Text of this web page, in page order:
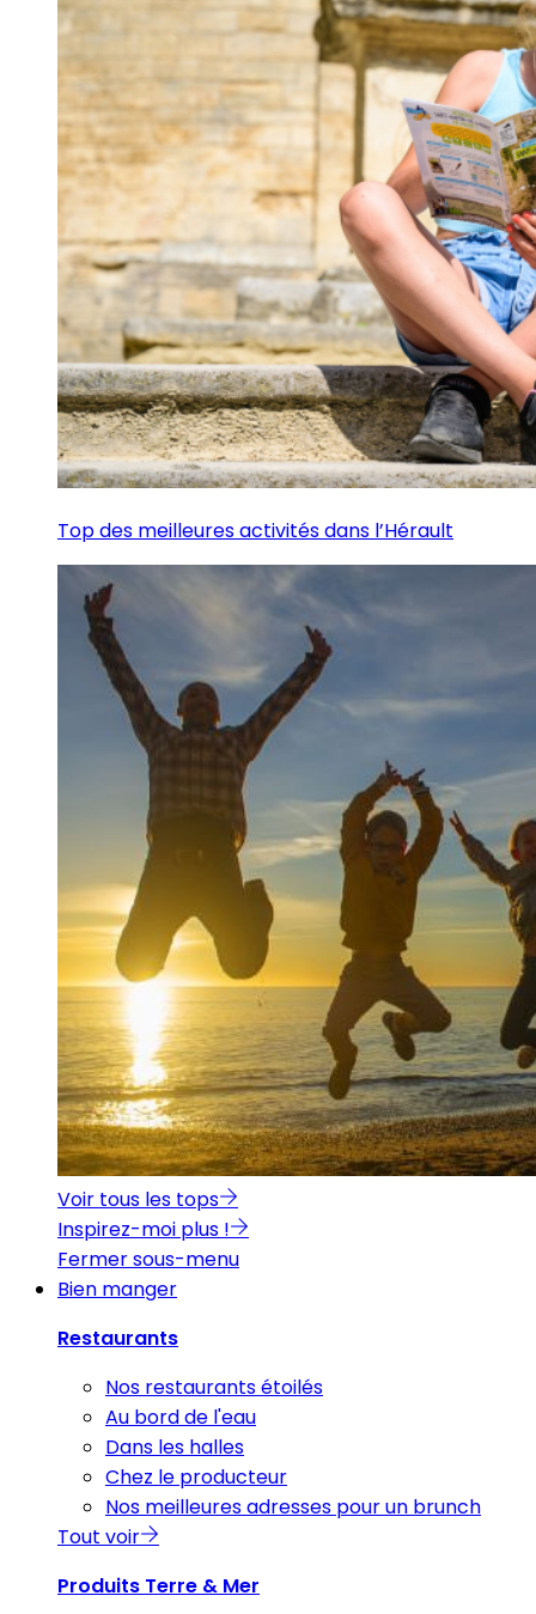
Top des meilleures activités dans l’Hérault
Voir tous les tops
Inspirez-moi plus !
Fermer sous-menu
Bien manger
Restaurants
Nos restaurants étoilés
Au bord de l'eau
Dans les halles
Chez le producteur
Nos meilleures adresses pour un brunch
Tout voir
Produits Terre & Mer